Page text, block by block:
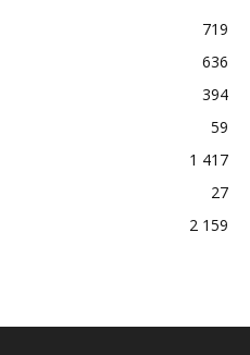
719
636
394
59
1 417
27
2 159